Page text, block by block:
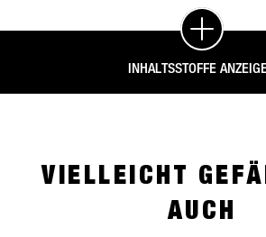
INHALTSSTOFFE
VIELLEICHT
AUCH